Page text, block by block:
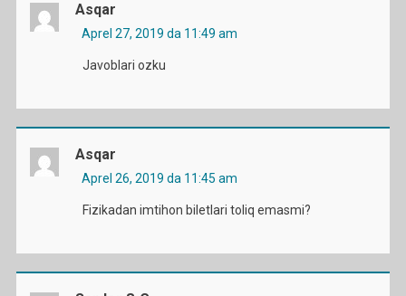
Asqar
Aprel 27, 2019 da 11:49 am
Javoblari ozku
Asqar
Aprel 26, 2019 da 11:45 am
Fizikadan imtihon biletlari toliq emasmi?